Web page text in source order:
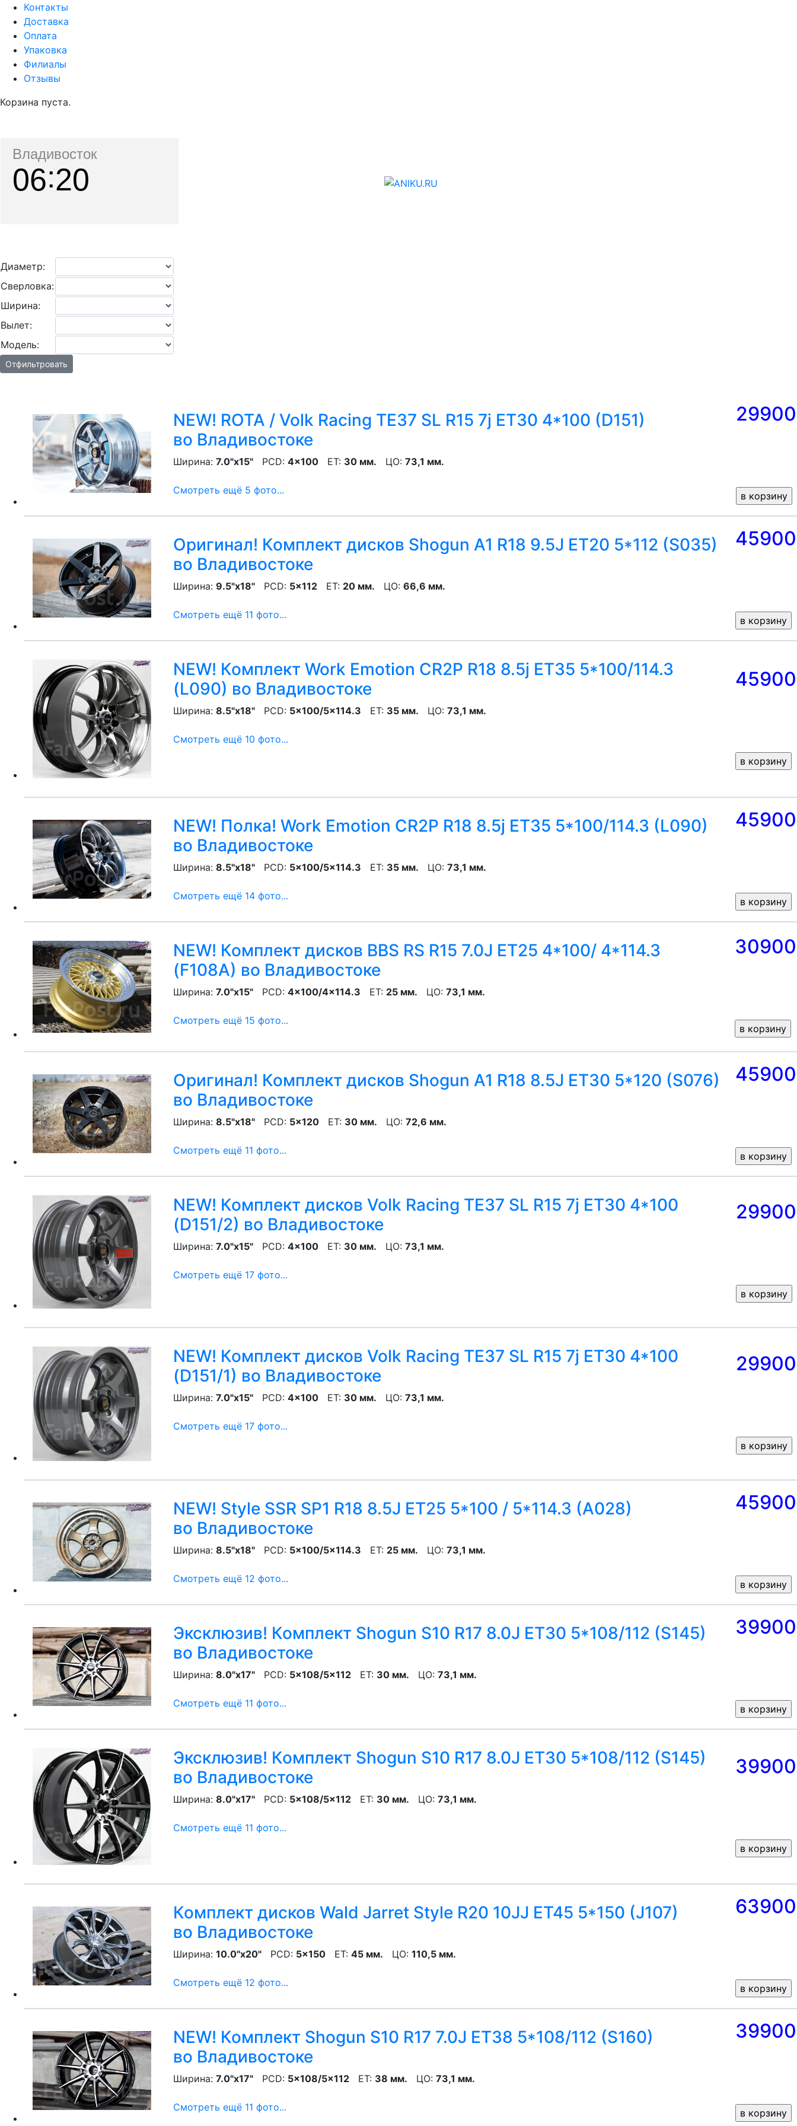
Контакты
Доставка
Оплата
Упаковка
Филиалы
Отзывы
Корзина пуста.
Владивосток
06 20
Диаметр:
Сверловка:
Ширина:
Вылет:
Модель:
Отфильтровать
NEW! ROTA / Volk Racing TE37 SL R15 7j ET30 4*100 (D151)
во Владивостоке
Ширина: 7.0"x15" PCD: 4x100 ET: 30 мм. ЦО: 73,1 мм.
Смотреть ещё 5 фото...
29900
Оригинал! Комплект дисков Shogun A1 R18 9.5J ET20 5*112 (S035)
во Владивостоке
Ширина: 9.5"x18" PCD: 5x112 ET: 20 мм. ЦО: 66,6 мм.
Смотреть ещё 11 фото...
45900
NEW! Комплект Work Emotion CR2P R18 8.5j ET35 5*100/114.3
(L090) во Владивостоке
Ширина: 8.5"x18" PCD: 5x100/5x114.3 ET: 35 мм. ЦО: 73,1 мм.
Смотреть ещё 10 фото...
45900
NEW! Полка! Work Emotion CR2P R18 8.5j ET35 5*100/114.3 (L090)
во Владивостоке
Ширина: 8.5"x18" PCD: 5x100/5x114.3 ET: 35 мм. ЦО: 73,1 мм.
Смотреть ещё 14 фото...
45900
NEW! Комплект дисков BBS RS R15 7.0J ET25 4*100/ 4*114.3
(F108A) во Владивостоке
Ширина: 7.0"x15" PCD: 4x100/4x114.3 ET: 25 мм. ЦО: 73,1 мм.
Смотреть ещё 15 фото...
30900
Оригинал! Комплект дисков Shogun A1 R18 8.5J ET30 5*120 (S076)
во Владивостоке
Ширина: 8.5"x18" PCD: 5x120 ET: 30 мм. ЦО: 72,6 мм.
Смотреть ещё 11 фото...
45900
NEW! Комплект дисков Volk Racing TE37 SL R15 7j ET30 4*100
(D151/2) во Владивостоке
Ширина: 7.0"x15" PCD: 4x100 ET: 30 мм. ЦО: 73,1 мм.
Смотреть ещё 17 фото...
29900
NEW! Комплект дисков Volk Racing TE37 SL R15 7j ET30 4*100
(D151/1) во Владивостоке
Ширина: 7.0"x15" PCD: 4x100 ET: 30 мм. ЦО: 73,1 мм.
Смотреть ещё 17 фото...
29900
NEW! Style SSR SP1 R18 8.5J ET25 5*100 / 5*114.3 (A028)
во Владивостоке
Ширина: 8.5"x18" PCD: 5x100/5x114.3 ET: 25 мм. ЦО: 73,1 мм.
Смотреть ещё 12 фото...
45900
Эксклюзив! Комплект Shogun S10 R17 8.0J ET30 5*108/112 (S145)
во Владивостоке
Ширина: 8.0"x17" PCD: 5x108/5x112 ET: 30 мм. ЦО: 73,1 мм.
Смотреть ещё 11 фото...
39900
Эксклюзив! Комплект Shogun S10 R17 8.0J ET30 5*108/112 (S145)
во Владивостоке
Ширина: 8.0"x17" PCD: 5x108/5x112 ET: 30 мм. ЦО: 73,1 мм.
Смотреть ещё 11 фото...
39900
Комплект дисков Wald Jarret Style R20 10JJ ET45 5*150 (J107)
во Владивостоке
Ширина: 10.0"x20" PCD: 5x150 ET: 45 мм. ЦО: 110,5 мм.
Смотреть ещё 12 фото...
63900
NEW! Комплект Shogun S10 R17 7.0J ET38 5*108/112 (S160)
во Владивостоке
Ширина: 7.0"x17" PCD: 5x108/5x112 ET: 38 мм. ЦО: 73,1 мм.
Смотреть ещё 11 фото...
39900